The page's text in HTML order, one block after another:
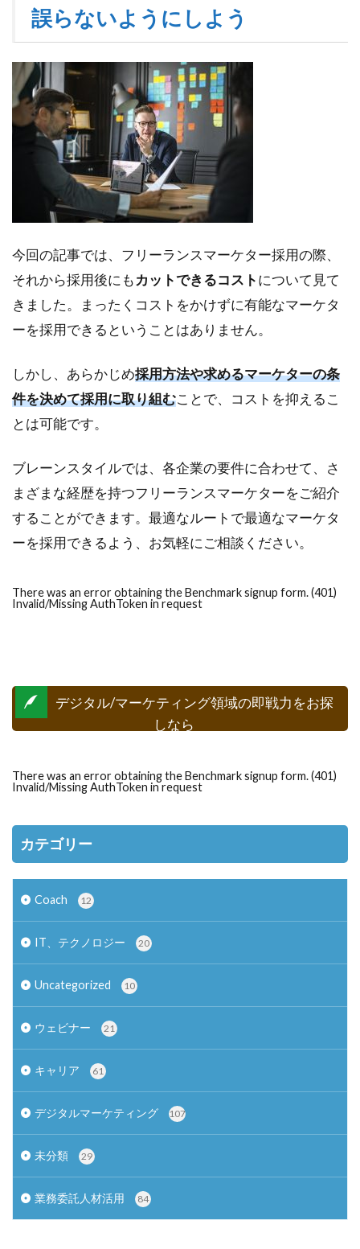
誤らないようにしよう
今回の記事では、フリーランスマーケター採用の際、
それから採用後にもカットできるコストについて見て
きました。まったくコストをかけずに有能なマーケタ
ーを採用できるということはありません。
しかし、あらかじめ採用方法や求めるマーケターの条
件を決めて採用に取り組むことで、コストを抑えるこ
とは可能です。
ブレーンスタイルでは、各企業の要件に合わせて、さ
まざまな経歴を持つフリーランスマーケターをご紹介
することができます。最適なルートで最適なマーケタ
ーを採用できるよう、お気軽にご相談ください。
There was an error obtaining the Benchmark signup form. (401)
Invalid/Missing AuthToken in request
デジタル/マーケティング領域の即戦力をお探
しなら
There was an error obtaining the Benchmark signup form. (401)
Invalid/Missing AuthToken in request
カテゴリー
Coach 12
IT、テクノロジー 20
Uncategorized 10
ウェビナー 21
キャリア 61
デジタルマーケティング 107
未分類 29
業務委託人材活用 84